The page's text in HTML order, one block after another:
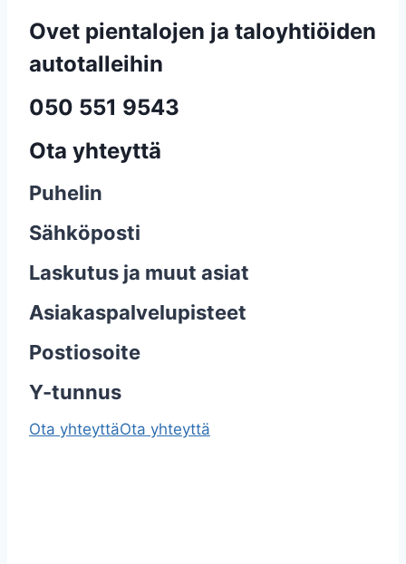
Ovet pientalojen ja taloyhtiöiden
autotalleihin
050 551 9543
Ota yhteyttä
Puhelin
Sähköposti
Laskutus ja muut asiat
Asiakaspalvelupisteet
Postiosoite
Y-tunnus
Ota yhteyttäOta yhteyttä